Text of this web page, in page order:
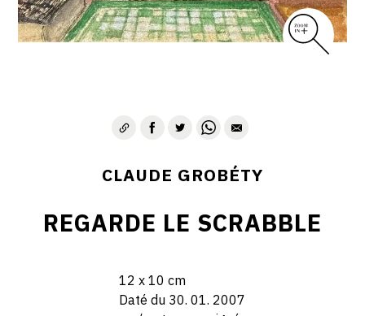
CLAUDE GROBÉTY
REGARDE LE SCRABBLE
12 x 10 cm
Daté du 30. 01. 2007